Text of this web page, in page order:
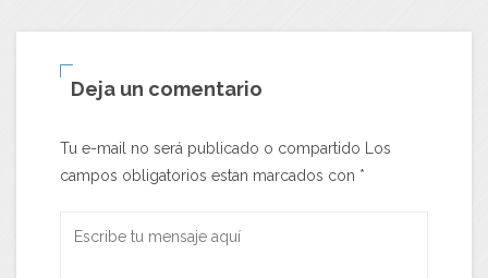
Deja un comentario
Tu e-mail no será publicado o compartido Los
campos obligatorios estan marcados con *